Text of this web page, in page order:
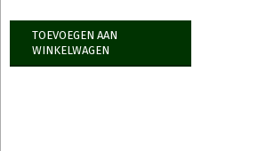
TOEVOEGEN AAN
WINKELWAGEN